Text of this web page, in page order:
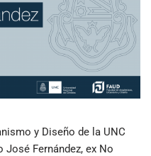
y Diseño de la UNC
Fernández, ex No